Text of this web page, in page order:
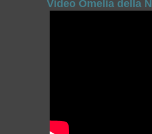
Video Omelia della